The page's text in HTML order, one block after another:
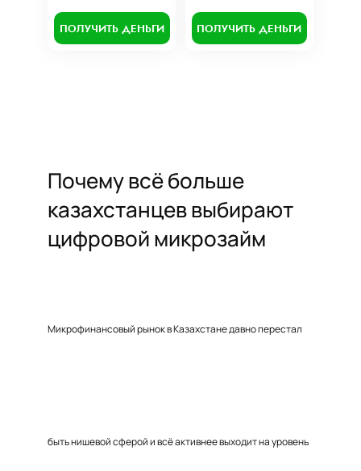
ПОЛУЧИТЬ ДЕНЬГИ ПОЛУЧИТЬ ДЕНЬГИ
Почему всё больше
казахстанцев выбирают
цифровой микрозайм
Микрофинансовый рынок в Казахстане давно перестал
быть нишевой сферой и всё активнее выходит на уровень